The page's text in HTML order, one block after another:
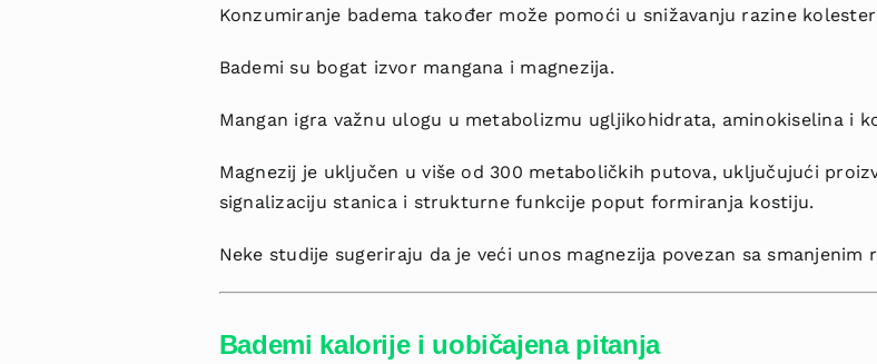
Konzumiranje badema također može pomoći u snižavanju razine
Bademi su bogat izvor mangana i magnezija.
Mangan igra važnu ulogu u metabolizmu ugljikohidrata, aminokiselina i
Magnezij je uključen u više od 300 metaboličkih putova, uključujući
signalizaciju stanica i strukturne funkcije poput formiranja kostiju.
Neke studije sugeriraju da je veći unos magnezija povezan sa smanjenim
Bademi kalorije i uobičajena pitanja